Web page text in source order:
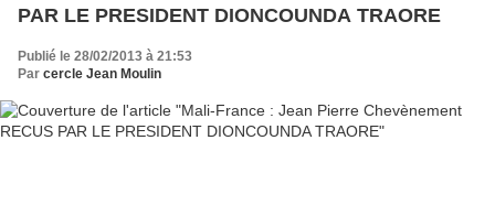
PAR LE PRESIDENT DIONCOUNDA TRAORE
Publié le 28/02/2013 à 21:53
Par cercle Jean Moulin